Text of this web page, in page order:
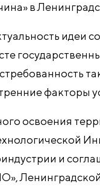
в
идеи
факторы
освоения
и